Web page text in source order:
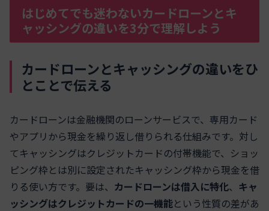
はじめてでも迷わないカードローンとキ
ャッシングの違いを3分で理解しよう
カードローンとキャッシングの違いをひ
とことで伝える
カードローンは金融機関のローンサービスで、専用カード
やアプリから現金を繰り返し借りられる仕組みです。対し
てキャッシングはクレジットカードの付帯機能で、ショッ
ピング枠とは別に設定されたキャッシング枠から現金を借
りる使い方です。要は、 カードローンは借入に特化、 キャ
ッシングはクレジットカードの一機能という性質の差があ